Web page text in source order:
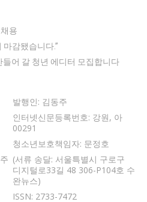
용
감됐습니다.”
들어 갈 청년 에디터 모집합니다
발행인: 김동주
인터넷신문등록번호: 강원, 아
00291
청소년보호책임자: 문정호
(서류 송달: 서울특별시 구로구
디지털로33길 48 306-P104호 수
완뉴스)
ISSN: 2733-7472